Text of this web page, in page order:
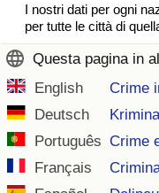
I nostri dati per ogni
per tutte le città di
Questa pagina in
English
Crime
Deutsch
Português Crime
Français